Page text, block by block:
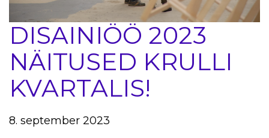
DISAINIÖÖ 2023
NÄITUSED KRULLI
KVARTALIS!
8. september 2023